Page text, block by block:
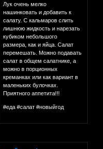
Лук очень мелко
нашинковать и добавить к
салату. С кальмаров слить
лишнюю жидкость и нарезать
кубиком небольшого
размера, как и яйца. Салат
перемешать. Можно подавать
салат в общем салатнике, а
можно в порционных
креманках или как вариант в
маленьких булочках.
Приятного аппетита!!!
#еда #салат #новыйгод